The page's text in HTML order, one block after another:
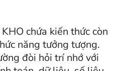
chứa kiến thức còn
năng tưởng tượng.
đòi hỏi trí nhớ với